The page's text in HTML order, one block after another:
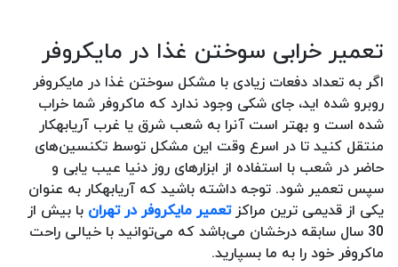
تعمیر خرابی سوختن غذا در مایکروفر
اگر به تعداد دفعات زیادی با مشکل سوختن غذا در مایکروفر
روبرو شده اید، جای شکی وجود ندارد که ماکروفر شما خراب
شده است و بهتر است آنرا به شعب شرق یا غرب آریابهکار
منتقل کنید تا در اسرع وقت این مشکل توسط تکنسین‌های
حاضر در شعب با استفاده از ابزارهای روز دنیا عیب یابی و
سپس تعمیر شود. توجه داشته باشید که آریابهکار به عنوان
یکی از قدیمی ترین مراکزتعمیر مایکروفر در تهران با بیش از
30 سال سابقه درخشان می‌باشد که می‌توانید با خیالی راحت
ماکروفر خود را به ما بسپارید.